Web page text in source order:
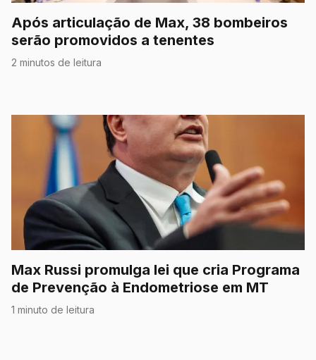
Após articulação de Max, 38 bombeiros
serão promovidos a tenentes
2 minutos de leitura
Max Russi promulga lei que cria Programa
de Prevenção à Endometriose em MT
1 minuto de leitura